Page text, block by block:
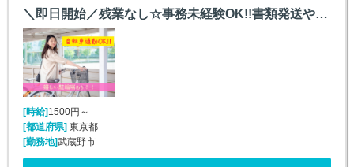
＼即日開始／残業なし☆事務未経験OK!!書類発送や入力など＠東伏見
[時給]1500円～
[都道府県]東京都
[勤務地]武蔵野市